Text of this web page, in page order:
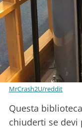
MrCrash2U/reddit
Questa
chiuderti se devi